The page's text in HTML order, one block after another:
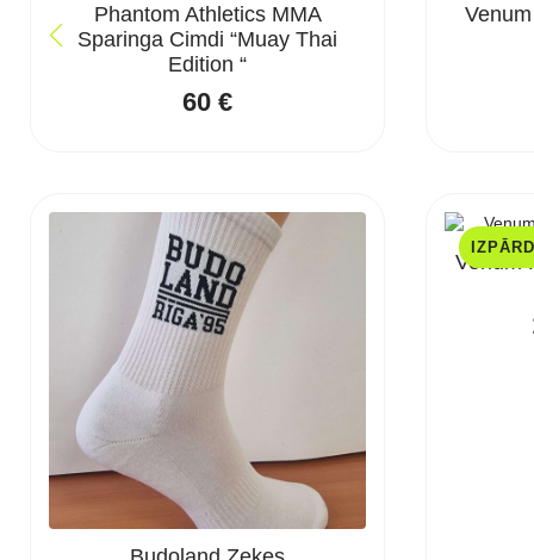
Phantom Athletics MMA
Sparinga Cimdi “Muay Thai
Edition “
60€
Venum